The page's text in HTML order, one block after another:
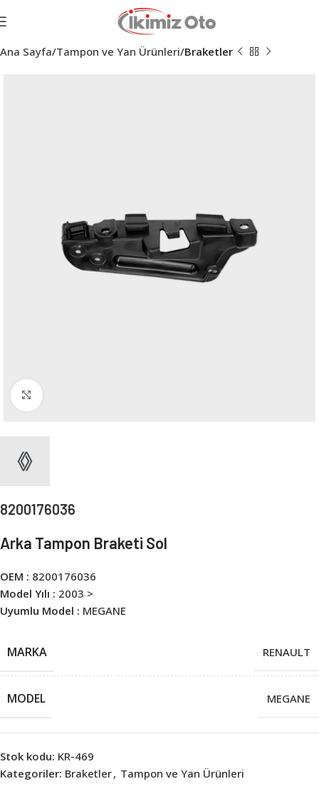
Ana Sayfa Tampon ve Yan Ürünleri Braketler
Click to enlarge
8200176036
Arka Tampon Braketi Sol
OEM : 8200176036
Model Yılı : 2003 >
Uyumlu Model : MEGANE
MARKA RENAULT
MODEL MEGANE
Stok kodu: KR-469
Kategoriler: Braketler, Tampon ve Yan Ürünleri